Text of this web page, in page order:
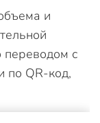
и
с
по QR-код,